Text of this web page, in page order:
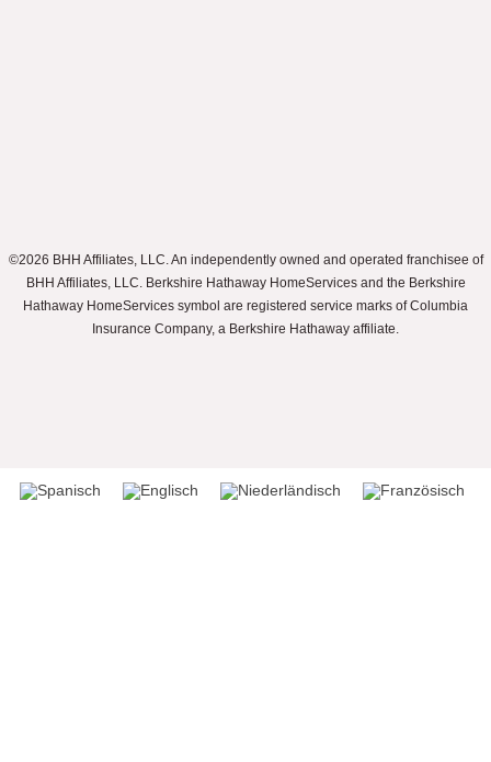
©2026 BHH Affiliates, LLC. An independently owned and operated franchisee of
BHH Affiliates, LLC. Berkshire Hathaway HomeServices and the Berkshire
Hathaway HomeServices symbol are registered service marks of Columbia
Insurance Company, a Berkshire Hathaway affiliate.